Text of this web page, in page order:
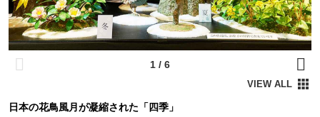
日本の花鳥風月が凝縮された「四季」